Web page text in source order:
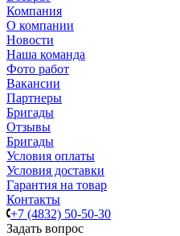
Компания
О компании
Новости
Наша команда
Фото работ
Вакансии
Партнеры
Бригады
Отзывы
Бригады
Условия оплаты
Условия доставки
Гарантия на товар
Контакты
+7 (4832) 50-50-30
Задать вопрос